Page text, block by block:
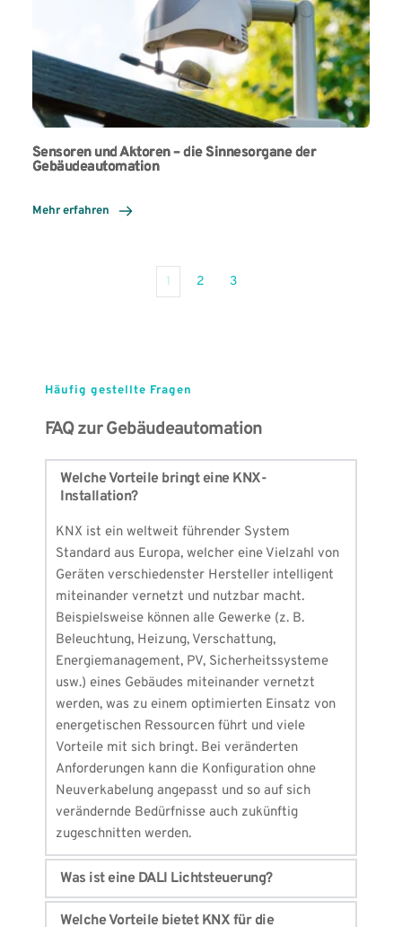
Sensoren und Aktoren – die Sinnesorgane der
Gebäudeautomation
Mehr erfahren
1 2 3
Häufig gestellte Fragen
FAQ zur Gebäudeautomation
Welche Vorteile bringt eine KNX-
Installation?
KNX ist ein weltweit führender System
Standard aus Europa, welcher eine Vielzahl von
Geräten verschiedenster Hersteller intelligent
miteinander vernetzt und nutzbar macht.
Beispielsweise können alle Gewerke (z. B.
Beleuchtung, Heizung, Verschattung,
Energiemanagement, PV, Sicherheitssysteme
usw.) eines Gebäudes miteinander vernetzt
werden, was zu einem optimierten Einsatz von
energetischen Ressourcen führt und viele
Vorteile mit sich bringt. Bei veränderten
Anforderungen kann die Konfiguration ohne
Neuverkabelung angepasst und so auf sich
verändernde Bedürfnisse auch zukünftig
zugeschnitten werden.
Was ist eine DALI Lichtsteuerung?
DALI ist ein System Standard, welcher das
Welche Vorteile bietet KNX für die